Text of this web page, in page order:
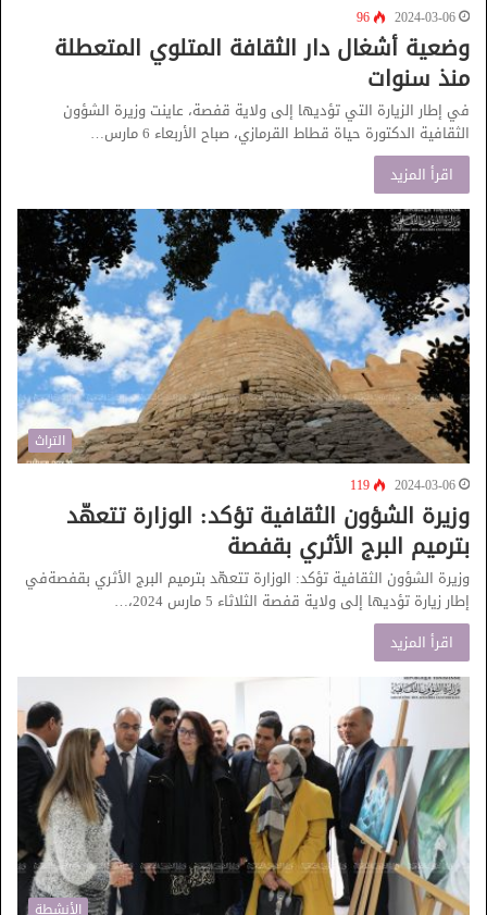
2024-03-06
96
وضعية أشغال دار الثقافة المتلوي المتعطلة
منذ سنوات
في إطار الزيارة التي تؤديها إلى ولاية قفصة، عاينت وزيرة الشؤون
الثقافية الدكتورة حياة قطاط القرمازي، صباح الأربعاء 6 مارس…
اقرأ المزيد
التراث
2024-03-06
119
وزيرة الشؤون الثقافية تؤكد: الوزارة تتعهّد
بترميم البرج الأثري بقفصة
وزيرة الشؤون الثقافية تؤكد: الوزارة تتعهّد بترميم البرج الأثري بقفصةفي
إطار زيارة تؤديها إلى ولاية قفصة الثلاثاء 5 مارس 2024،…
اقرأ المزيد
الأنشطة